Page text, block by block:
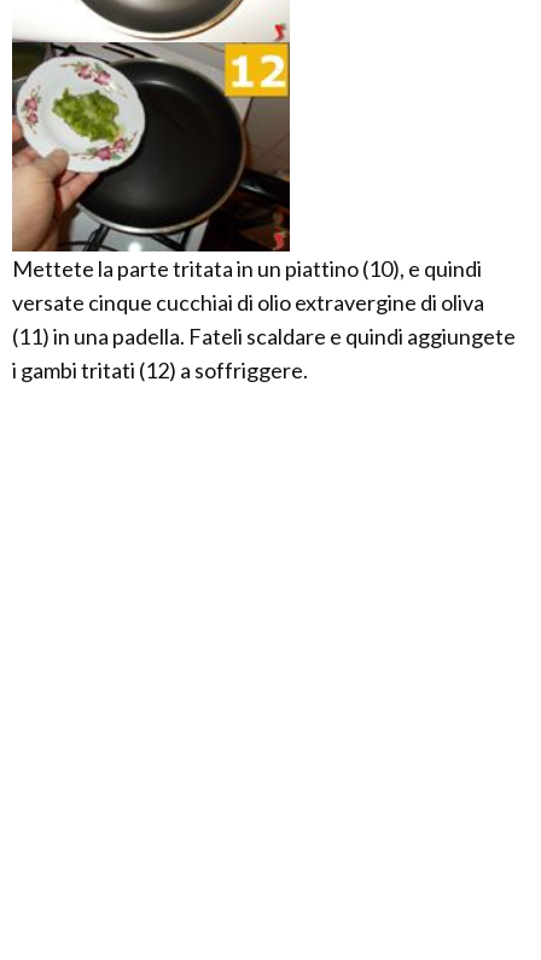
Mettete la parte tritata in un piattino (10), e quindi
versate cinque cucchiai di olio extravergine di oliva
(11) in una padella. Fateli scaldare e quindi aggiungete
i gambi tritati (12) a soffriggere.